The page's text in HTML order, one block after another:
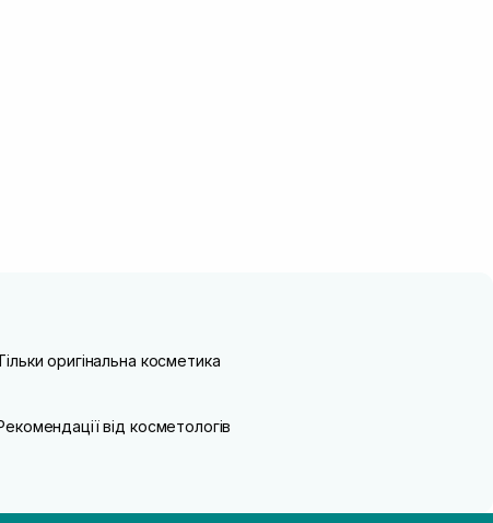
оригінальна косметика
від косметологів